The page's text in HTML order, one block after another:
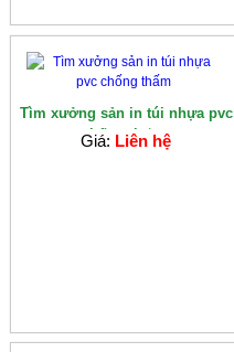
Tìm xưởng sản in túi nhựa pvc
chống th�...
Giá: Liên hệ